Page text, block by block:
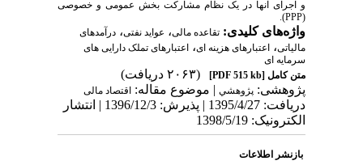
و اجرای آن‏ها در یک نظام مشارکت بخش عمومی و خصوصی
(PPP).
واژه‌های کلیدی: تقاعده مالی، عواید نفتی، درآمدهای
مالیاتی، اعتبارهای هزینه ‌ای، اعتبارهای تملک دارایی‌ های
سرمایه‌ ای
متن کامل [PDF 515 kb]
(۲۰۶۳ دریافت)
پژوهشی: پژوهشي| موضوع مقاله: اقتصاد مالی
دریافت: 1395/4/27 | پذیرش: 1396/12/3 | انتشار
الکترونیک: 1398/5/19
بازنشر اطلاعات